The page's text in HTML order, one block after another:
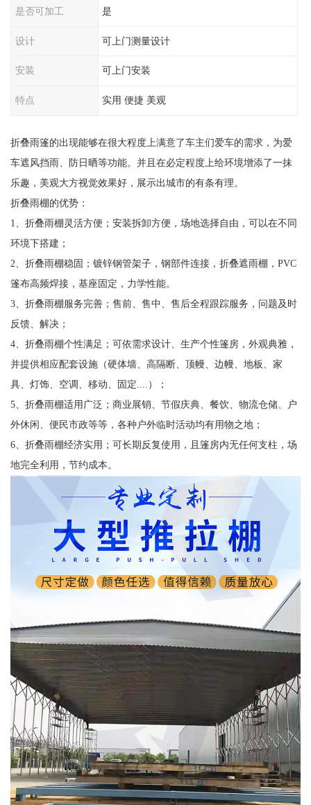
是否可加工 是
设计 可上门测量设计
安装 可上门安装
特点 实用 便捷 美观
折叠雨篷的出现能够在很大程度上满意了车主们爱车的需求，为爱
车遮风挡雨、防日晒等功能。并且在必定程度上给环境增添了一抹
乐趣，美观大方视觉效果好，展示出城市的有条有理。
折叠雨棚的优势：
1、折叠雨棚灵活方便；安装拆卸方便，场地选择自由，可以在不同
环境下搭建；
2、折叠雨棚稳固；镀锌钢管架子，钢部件连接，折叠遮雨棚，PVC
篷布高频焊接，基座固定，力学性能。
3、折叠雨棚服务完善；售前、售中、售后全程跟踪服务，问题及时
反馈、解决；
4、折叠雨棚个性满足；可依需求设计、生产个性篷房，外观典雅，
并提供相应配套设施（硬体墙、高隔断、顶幔、边幔、地板、家
具、灯饰、空调、移动、固定....）；
5、折叠雨棚适用广泛；商业展销、节假庆典、餐饮、物流仓储、户
外休闲、便民市政等等，各种户外临时活动均有用物之地；
6、折叠雨棚经济实用；可长期反复使用，且篷房内无任何支柱，场
地完全利用，节约成本。